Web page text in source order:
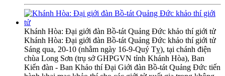
Khánh Hòa: Đại giới đàn Bồ-tát Quảng Đức khảo thí giới tử
Khánh Hòa: Đại giới đàn Bồ-tát Quảng Đức khảo thí giới tử
Sáng qua, 20-10 (nhằm ngày 16-9-Quý Tỵ), tại chánh điện
chùa Long Sơn (trụ sở GHPGVN tỉnh Khánh Hòa), Ban
Kiến đàn - Ban Khảo thí Đại Giới đàn Bồ-tát Quảng Đức tiến